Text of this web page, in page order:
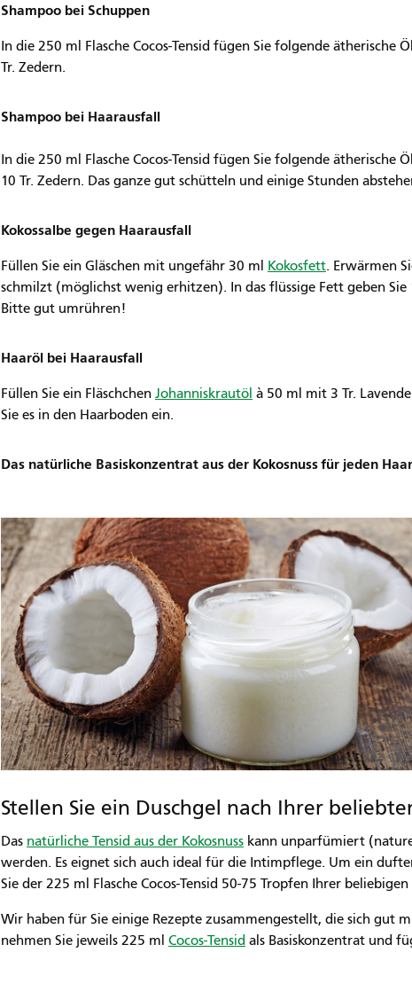
Shampoo bei Schuppen
In die 250 ml Flasche Cocos-Tensid fügen Sie folgende ätherische
Tr. Zedern.
Shampoo bei Haarausfall
In die 250 ml Flasche Cocos-Tensid fügen Sie folgende ätherische
10 Tr. Zedern. Das ganze gut schütteln und einige Stunden
Kokossalbe gegen Haarausfall
Füllen Sie ein Gläschen mit ungefähr 30 ml Kokosfett. Erwärmen
schmilzt (möglichst wenig erhitzen). In das flüssige Fett geben Sie
Bitte gut umrühren!
Haaröl bei Haarausfall
Füllen Sie ein Fläschchen Johanniskrautöl à 50 ml mit 3 Tr.
Sie es in den Haarboden ein.
Das natürliche Basiskonzentrat aus der Kokosnuss für jeden
Stellen Sie ein Duschgel nach Ihrer
Das natürliche Tensid aus der Kokosnuss kann unparfümiert
werden. Es eignet sich auch ideal für die Intimpflege. Um ein
Sie der 225 ml Flasche Cocos-Tensid 50-75 Tropfen Ihrer
Wir haben für Sie einige Rezepte zusammengestellt, die sich gut
nehmen Sie jeweils 225 ml Cocos-Tensid als Basiskonzentrat und